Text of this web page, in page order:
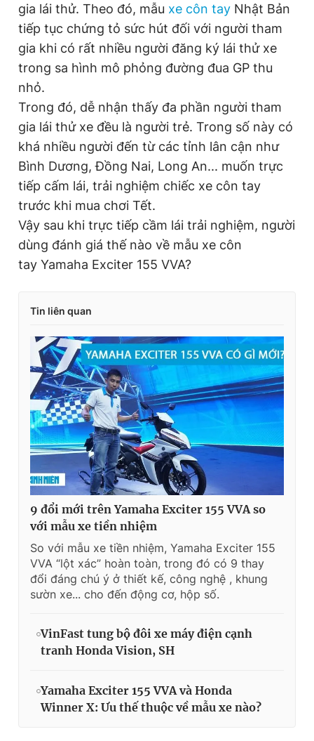
Hotline
0906 645 777
Liên hệ quảng cáo
0908 780 404
Đặt báo Quảng cáo RSS Tòa soạn Chính sách bảo
Tổng biên tập: Nguyễn Ngọc Toàn
Phó tổng biên tập thường trực: Hải Thành
Phó tổng biên tập: Lâm Hiếu Dũng
Phó tổng biên tập: Trần Việt Hưng
Tổng thư ký tòa soạn: Đức Trung
Giấy phép xuất bản số 110/GP - BTTTT cấp ngày 24.3.2020
© 2003-2026 Bản quyền thuộc về Báo Thanh Niên. Cấm sao
chép dưới mọi hình thức nếu không có sự chấp thuận bằng văn
bản. Phát triển bởi ePi Technologies, JSC.
gia lái thử. Theo đó, mẫu xe côn tay Nhật Bản
tiếp tục chứng tỏ sức hút đối với người tham
gia khi có rất nhiều người đăng ký lái thử xe
trong sa hình mô phỏng đường đua GP thu
nhỏ.
Trong đó, dễ nhận thấy đa phần người tham
gia lái thử xe đều là người trẻ. Trong số này có
khá nhiều người đến từ các tỉnh lân cận như
Bình Dương, Đồng Nai, Long An... muốn trực
tiếp cấm lái, trải nghiệm chiếc xe côn tay
trước khi mua chơi Tết.
Vậy sau khi trực tiếp cầm lái trải nghiệm, người
dùng đánh giá thế nào về mẫu xe côn
tay Yamaha Exciter 155 VVA?
Tin liên quan
9 đổi mới trên Yamaha Exciter 155 VVA so
với mẫu xe tiền nhiệm
So với mẫu xe tiền nhiệm, Yamaha Exciter 155
VVA “lột xác” hoàn toàn, trong đó có 9 thay
đổi đáng chú ý ở thiết kế, công nghệ , khung
sườn xe... cho đến động cơ, hộp số.
VinFast tung bộ đôi xe máy điện cạnh
tranh Honda Vision, SH
Yamaha Exciter 155 VVA và Honda
Winner X: Ưu thế thuộc về mẫu xe nào?